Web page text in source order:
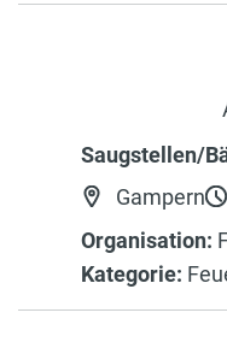
Saugstellen/
Gampern
Organisation:
Kategorie: